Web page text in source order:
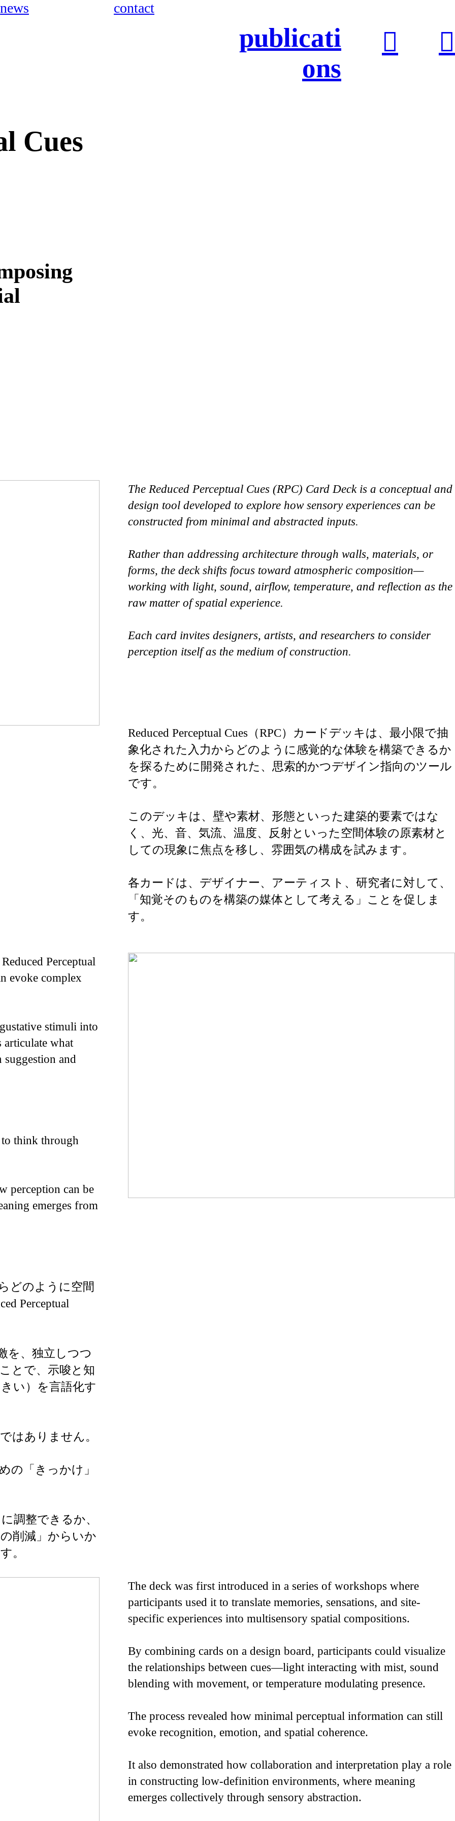
news contact
publicati
ons
︎ ︎
Cues
The Reduced Perceptual Cues (RPC) Card Deck is a conceptual and
design tool developed to explore how sensory experiences can be
constructed from minimal and abstracted inputs.
Rather than addressing architecture through walls, materials, or
forms, the deck shifts focus toward atmospheric composition—
working with light, sound, airflow, temperature, and reflection as the
raw matter of spatial experience.
Each card invites designers, artists, and researchers to consider
perception itself as the medium of construction.
Reduced Perceptual Cues（RPC）カードデッキは、最小限で抽
象化された入力からどのように感覚的な体験を構築できるか
を探るために開発された、思索的かつデザイン指向のツール
です。
このデッキは、壁や素材、形態といった建築的要素ではな
く、光、音、気流、温度、反射といった空間体験の原素材と
しての現象に焦点を移し、雰囲気の構成を試みます。
各カードは、デザイナー、アーティスト、研究者に対して、
「知覚そのものを構築の媒体として考える」ことを促しま
す。
Perceptual
evoke complex
stimuli into
articulate what
and
to think through
perception can be
emerges from
どのように空間
Perceptual
を、独立しつつ
とで、示唆と知
い）を言語化す
はありません。
の「きっかけ」
調整できるか、
削減」からいか
。
The deck was first introduced in a series of workshops where
participants used it to translate memories, sensations, and site-
specific experiences into multisensory spatial compositions.
By combining cards on a design board, participants could visualize
the relationships between cues—light interacting with mist, sound
blending with movement, or temperature modulating presence.
The process revealed how minimal perceptual information can still
evoke recognition, emotion, and spatial coherence.
It also demonstrated how collaboration and interpretation play a role
in constructing low-definition environments, where meaning
emerges collectively through sensory abstraction.